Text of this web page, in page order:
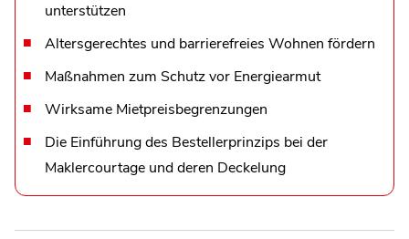
unterstützen
Altersgerechtes und barrierefreies Wohnen fördern
Maßnahmen zum Schutz vor Energiearmut
Wirksame Mietpreisbegrenzungen
Die Einführung des Bestellerprinzips bei der
Maklercourtage und deren Deckelung